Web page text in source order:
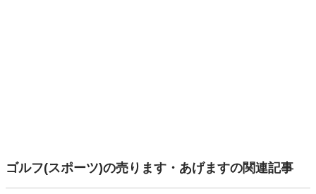
ゴルフ(スポーツ)の売ります・あげますの関連記事